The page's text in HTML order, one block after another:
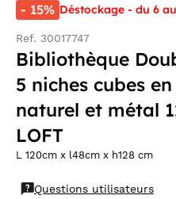
- 15% Déstockage - du 6
Ref. 30017747
Bibliothèque
5 niches cubes
naturel et métal
LOFT
L 120cm x l48cm x h128 cm
Questions utilisateurs